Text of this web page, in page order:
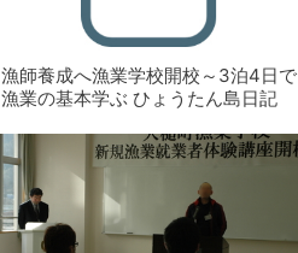
漁師養成へ漁業学校開校～3泊4日で
漁業の基本学ぶ ひょうたん島日記